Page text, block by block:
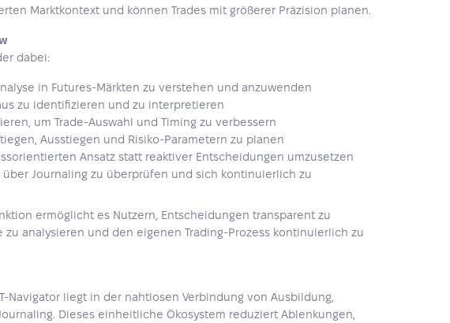
Marktkontext und können Trades mit größerer Präzision planen.
dabei:
in Futures-Märkten zu verstehen und anzuwenden
zu identifizieren und zu interpretieren
um Trade-Auswahl und Timing zu verbessern
Ausstiegen und Risiko-Parametern zu planen
Ansatz statt reaktiver Entscheidungen umzusetzen
über Journaling zu überprüfen und sich kontinuierlich zu
ermöglicht es Nutzern, Entscheidungen transparent zu
analysieren und den eigenen Trading-Prozess kontinuierlich zu
Navigator liegt in der nahtlosen Verbindung von Ausbildung,
Dieses einheitliche Ökosystem reduziert Ablenkungen,